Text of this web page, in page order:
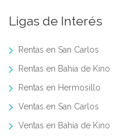
Ligas de Interés
Rentas en San Carlos
Rentas en Bahía de Kino
Rentas en Hermosillo
Ventas en San Carlos
Ventas en Bahía de Kino